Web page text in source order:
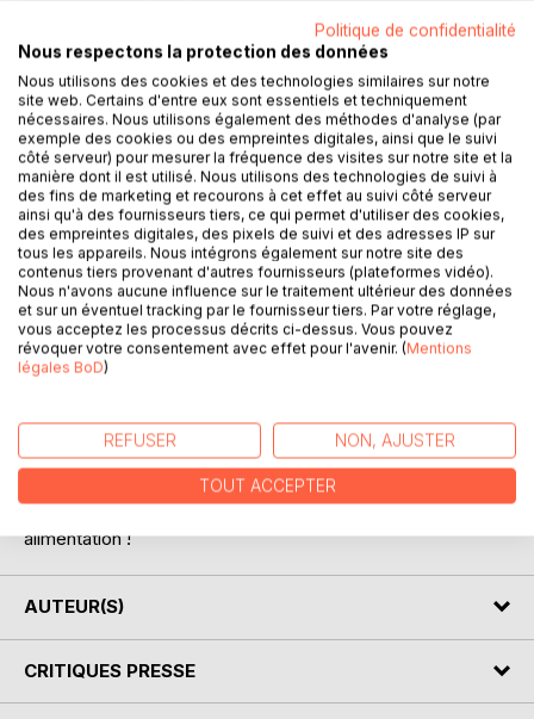
DESCRIPTION
Cet ouvrage est dédié à toutes les personnes souffrant
d'hémochromatose, et il offre aux détenteurs des
ouvrages du même auteur : " Quelle alimentation pour
l'hémochromatose ? " et " Recettes et menus pour
l'hémochromatose " un ouvrage parfaitement
complémentaire.
L'auteur vous propose trois mois de menus
spécifiquement adaptés à votre hémochromatose, tous
permettant ainsi de mieux adapter votre alimentation à
votre pathologie.
Un ouvrage diététique de référence pour celles et ceux qui
alimentation !
AUTEUR(S)
CRITIQUES PRESSE
Politique de confidentialité
Nous respectons la protection des données
Nous utilisons des cookies et des technologies similaires sur notre
site web. Certains d'entre eux sont essentiels et techniquement
nécessaires. Nous utilisons également des méthodes d'analyse (par
exemple des cookies ou des empreintes digitales, ainsi que le suivi
côté serveur) pour mesurer la fréquence des visites sur notre site et la
manière dont il est utilisé. Nous utilisons des technologies de suivi à
des fins de marketing et recourons à cet effet au suivi côté serveur
ainsi qu'à des fournisseurs tiers, ce qui permet d'utiliser des cookies,
des empreintes digitales, des pixels de suivi et des adresses IP sur
tous les appareils. Nous intégrons également sur notre site des
contenus tiers provenant d'autres fournisseurs (plateformes vidéo).
Nous n'avons aucune influence sur le traitement ultérieur des données
et sur un éventuel tracking par le fournisseur tiers. Par votre réglage,
vous acceptez les processus décrits ci-dessus. Vous pouvez
révoquer votre consentement avec effet pour l'avenir. (Mentions
légales BoD)
REFUSER NON, AJUSTER
TOUT ACCEPTER